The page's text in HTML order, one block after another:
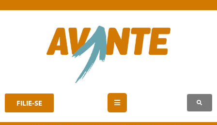
FILIE-SE